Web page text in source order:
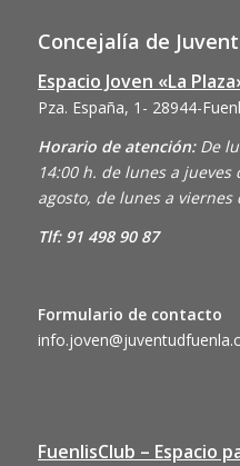
Concejalía de
Espacio Joven «La
Pza. España, 1- 28944-
Horario de atención: De
14:00 h. de lunes a jueves
agosto, de lunes a viernes
Tlf: 91 498 90 87
Formulario de contacto
FuenlisClub – Espacio